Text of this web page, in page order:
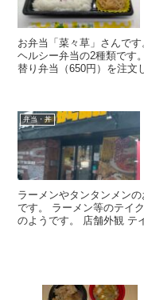
お弁当「菜々草」さんで
ヘルシー弁当の2種類です
替り弁当（650円）を注文
弁当・丼
ラーメンやタンタンメン
です。 ラーメン等のテイ
のようです。 店舗外観 テ